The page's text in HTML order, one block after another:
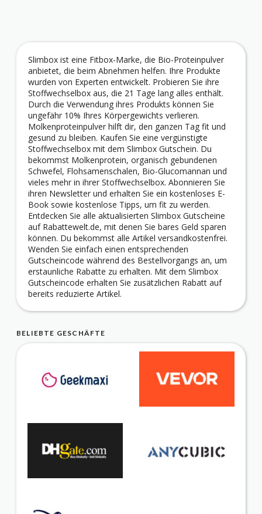
Slimbox ist eine Fitbox-Marke, die Bio-Proteinpulver
anbietet, die beim Abnehmen helfen. Ihre Produkte
wurden von Experten entwickelt. Probieren Sie ihre
Stoffwechselbox aus, die 21 Tage lang alles enthält.
Durch die Verwendung ihres Produkts können Sie
ungefähr 10% Ihres Körpergewichts verlieren.
Molkenproteinpulver hilft dir, den ganzen Tag fit und
gesund zu bleiben. Kaufen Sie eine vergünstigte
Stoffwechselbox mit dem Slimbox Gutschein. Du
bekommst Molkenprotein, organisch gebundenen
Schwefel, Flohsamenschalen, Bio-Glucomannan und
vieles mehr in ihrer Stoffwechselbox. Abonnieren Sie
ihren Newsletter und erhalten Sie ein kostenloses E-
Book sowie kostenlose Tipps, um fit zu werden.
Entdecken Sie alle aktualisierten Slimbox Gutscheine
auf Rabattewelt.de, mit denen Sie bares Geld sparen
können. Du bekommst alle Artikel versandkostenfrei.
Wenden Sie einfach einen entsprechenden
Gutscheincode während des Bestellvorgangs an, um
erstaunliche Rabatte zu erhalten. Mit dem Slimbox
Gutscheincode erhalten Sie zusätzlichen Rabatt auf
bereits reduzierte Artikel.
BELIEBTE GESCHÄFTE